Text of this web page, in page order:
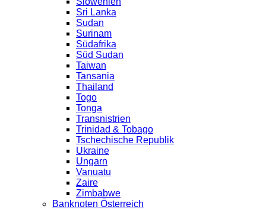
Sri Lanka
Sudan
Surinam
Südafrika
Süd Sudan
Taiwan
Tansania
Thailand
Togo
Tonga
Transnistrien
Trinidad & Tobago
Tschechische Republik
Ukraine
Ungarn
Vanuatu
Zaire
Zimbabwe
Banknoten Österreich